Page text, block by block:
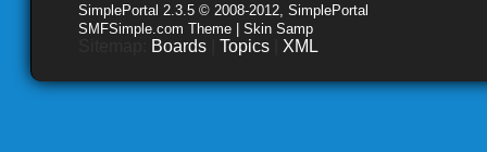
SimplePortal 2.3.5 © 2008-2012, SimplePortal
SMFSimple.com Theme | Skin Samp
Boards Topics XML